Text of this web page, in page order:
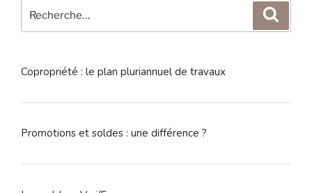
pour
Copropriété : le plan pluriannuel de travaux
Promotions et soldes : une différence ?